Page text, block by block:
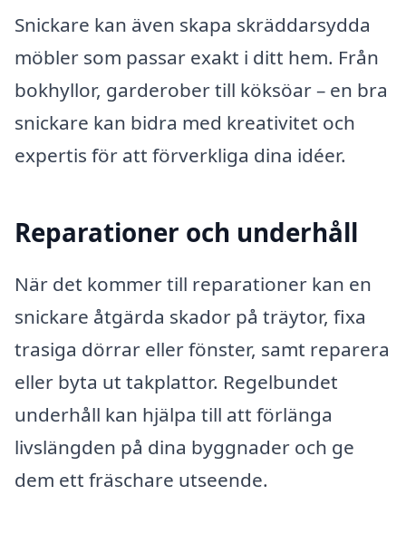
Snickare kan även skapa skräddarsydda
möbler som passar exakt i ditt hem. Från
bokhyllor, garderober till köksöar – en bra
snickare kan bidra med kreativitet och
expertis för att förverkliga dina idéer.
Reparationer och underhåll
När det kommer till reparationer kan en
snickare åtgärda skador på träytor, fixa
trasiga dörrar eller fönster, samt reparera
eller byta ut takplattor. Regelbundet
underhåll kan hjälpa till att förlänga
livslängden på dina byggnader och ge
dem ett fräschare utseende.